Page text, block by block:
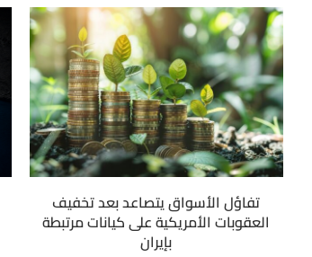
تفاؤل الأسواق يتصاعد بعد تخفيف
العقوبات الأمريكية على كيانات مرتبطة
بإيران